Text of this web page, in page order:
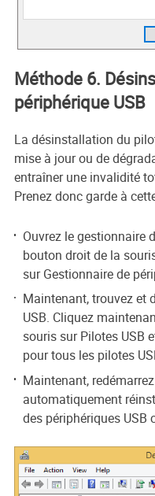
Méthode 6.
périphérique USB
La désinstallation du
mise à jour ou de
entraîner une invalidité
Prenez donc garde à
Ouvrez le gestionnaire
bouton droit de la
sur Gestionnaire de
Maintenant, trouvez et
USB. Cliquez
souris sur Pilotes USB
pour tous les pilotes
Maintenant,
automatiquement
des périphériques USB